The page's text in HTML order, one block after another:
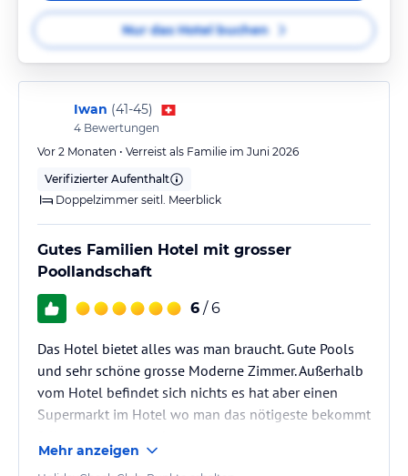
Nur das Hotel buchen
Iwan (41-45)
4 Bewertungen
Vor 2 Monaten • Verreist als Familie im Juni 2026
Verifizierter Aufenthalt
Doppelzimmer seitl. Meerblick
Gutes Familien Hotel mit grosser
Poollandschaft
6 / 6
Das Hotel bietet alles was man braucht. Gute Pools
und sehr schöne grosse Moderne Zimmer. Außerhalb
vom Hotel befindet sich nichts es hat aber einen
Supermarkt im Hotel wo man das nötigeste bekommt
Mehr anzeigen